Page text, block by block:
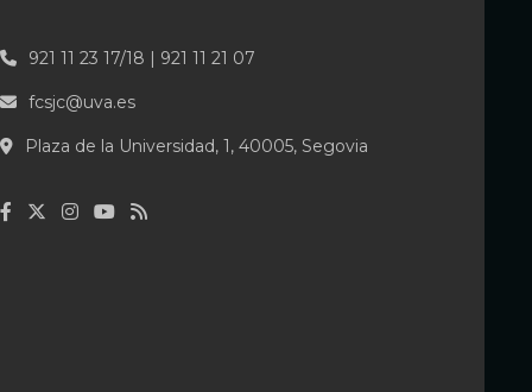
921 11 23 17/18 | 921 11 21 07
fcsjc@uva.es
Plaza de la Universidad, 1, 40005, Segovia